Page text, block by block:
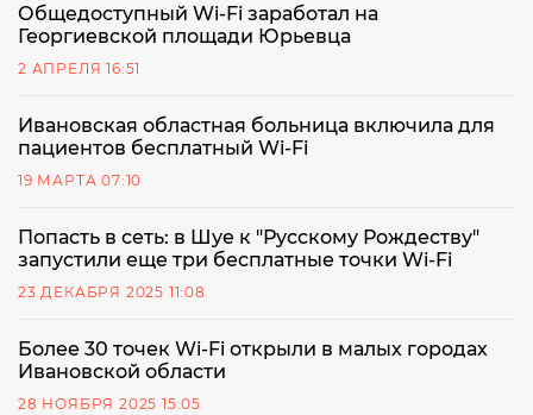
Общедоступный Wi-Fi заработал на
Георгиевской площади Юрьевца
2 АПРЕЛЯ 16:51
Ивановская областная больница включила для
пациентов бесплатный Wi-Fi
19 МАРТА 07:10
Попасть в сеть: в Шуе к "Русскому Рождеству"
запустили еще три бесплатные точки Wi-Fi
23 ДЕКАБРЯ 2025 11:08
Более 30 точек Wi-Fi открыли в малых городах
Ивановской области
28 НОЯБРЯ 2025 15:05